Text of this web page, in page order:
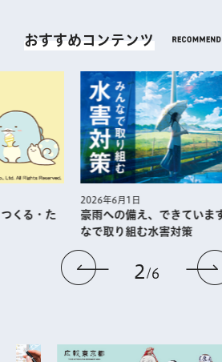
おすすめコンテンツ
前のスライド
2 6
くる・た
2026年6月1日
豪雨への備え、できていま
なで取り組む水害対策